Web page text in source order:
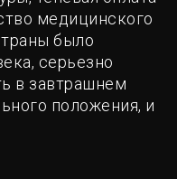
медицинского
было
серьезно
в завтрашнем
положения, и